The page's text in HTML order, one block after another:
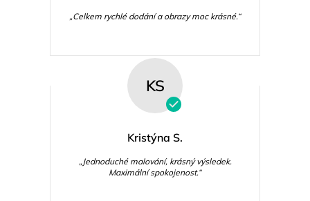
„Celkem rychlé dodání a obrazy moc krásné.“
KS
Kristýna S.
„Jednoduché malování, krásný výsledek.
Maximální spokojenost.“